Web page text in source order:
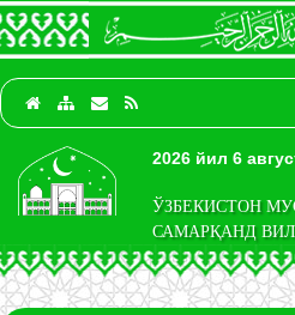
2026 йил 6
ЎЗБЕКИСТОН
САМАРҚАНД